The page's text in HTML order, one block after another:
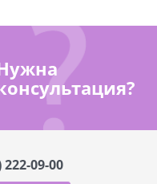
222-09-00